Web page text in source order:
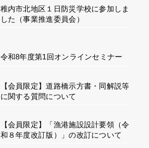
稚内市北地区１日防災学校に参加しま
した（事業推進委員会）
令和8年度第1回オンラインセミナー
【会員限定】道路橋示方書・同解説等
に関する質問について
【会員限定】「漁港施設設計要領（令
和８年度改訂版）」の改訂について